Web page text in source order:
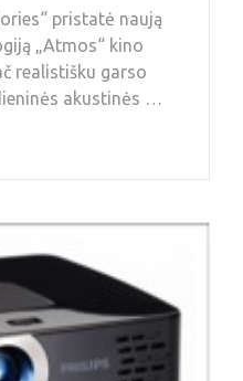
pristatė naują
„Atmos“ kino
realistišku garso
akustinės …